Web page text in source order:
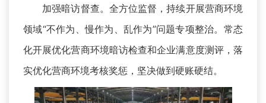
加强暗访督查。全方位监督，持续开展营商环境
领域“不作为、慢作为、乱作为”问题专项整治。常态
化开展优化营商环境暗访检查和企业满意度测评，落
实优化营商环境考核奖惩，坚决做到硬账硬结。